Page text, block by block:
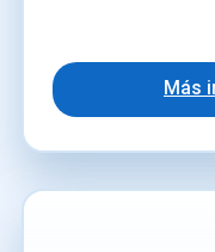
Más